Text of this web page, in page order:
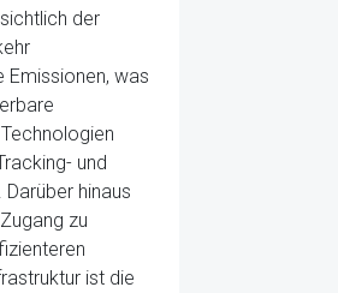
der
Emissionen, was
und
hinaus
zu
ist die